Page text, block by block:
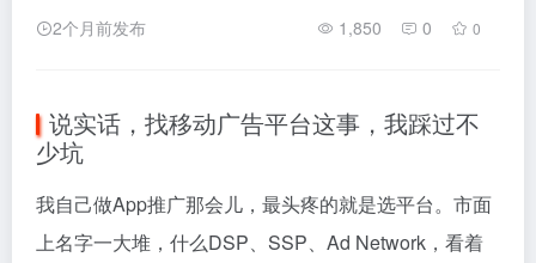
2个月前发布 1,850 0 0
说实话，找移动广告平台这事，我踩过不
少坑
我自己做App推广那会儿，最头疼的就是选平台。市面
上名字一大堆，什么DSP、SSP、Ad Network，看着